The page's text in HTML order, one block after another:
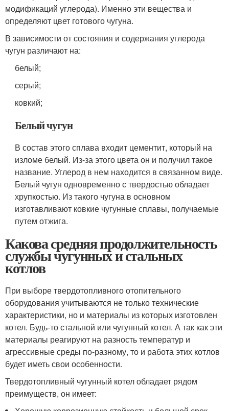
модификаций углерода). Именно эти вещества и
определяют цвет готового чугуна.
В зависимости от состояния и содержания углерода
чугун различают на:
белый;
серый;
ковкий;
Белый чугун
В состав этого сплава входит цементит, который на
изломе белый. Из-за этого цвета он и получил такое
название. Углерод в нем находится в связанном виде.
Белый чугун одновременно с твердостью обладает
хрупкостью. Из такого чугуна в основном
изготавливают ковкие чугунные сплавы, получаемые
путем отжига.
Какова средняя продолжительность
службы чугунных и стальных
котлов
При выборе твердотопливного отопительного
оборудования учитываются не только технические
характеристики, но и материалы из которых изготовлен
котел. Будь-то стальной или чугунный котел. А так как эти
материалы реагируют на разность температур и
агрессивные среды по-разному, то и работа этих котлов
будет иметь свои особенности.
Твердотопливный чугунный котел обладает рядом
преимуществ, он имеет: